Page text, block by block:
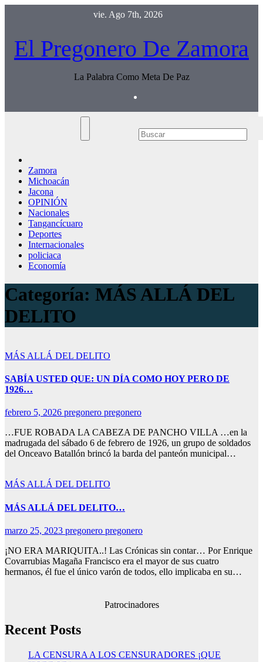
vie. Ago 7th, 2026
El Pregonero De Zamora
La Palabra Como Meta De Paz
Zamora
Michoacán
Jacona
OPINIÓN
Nacionales
Tangancícuaro
Deportes
Internacionales
policiaca
Economía
Categoría: MÁS ALLÁ DEL
DELITO
MÁS ALLÁ DEL DELITO
SABÍA USTED QUE: UN DÍA COMO HOY PERO DE
1926…
febrero 5, 2026 pregonero pregonero
…FUE ROBADA LA CABEZA DE PANCHO VILLA …en la
madrugada del sábado 6 de febrero de 1926, un grupo de soldados
del Onceavo Batallón brincó la barda del panteón municipal…
MÁS ALLÁ DEL DELITO
MÁS ALLÁ DEL DELITO…
marzo 25, 2023 pregonero pregonero
¡NO ERA MARIQUITA..! Las Crónicas sin contar… Por Enrique
Covarrubias Magaña Francisco era el mayor de sus cuatro
hermanos, él fue el único varón de todos, ello implicaba en su…
Patrocinadores
Recent Posts
LA CENSURA A LOS CENSURADORES ¡QUE